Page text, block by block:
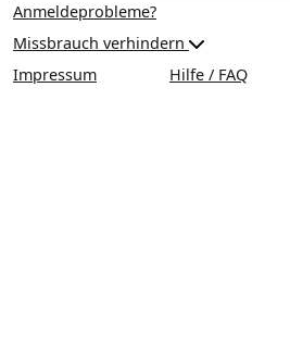
Anmeldeprobleme?
Missbrauch verhindern
Impressum
Hilfe / FAQ